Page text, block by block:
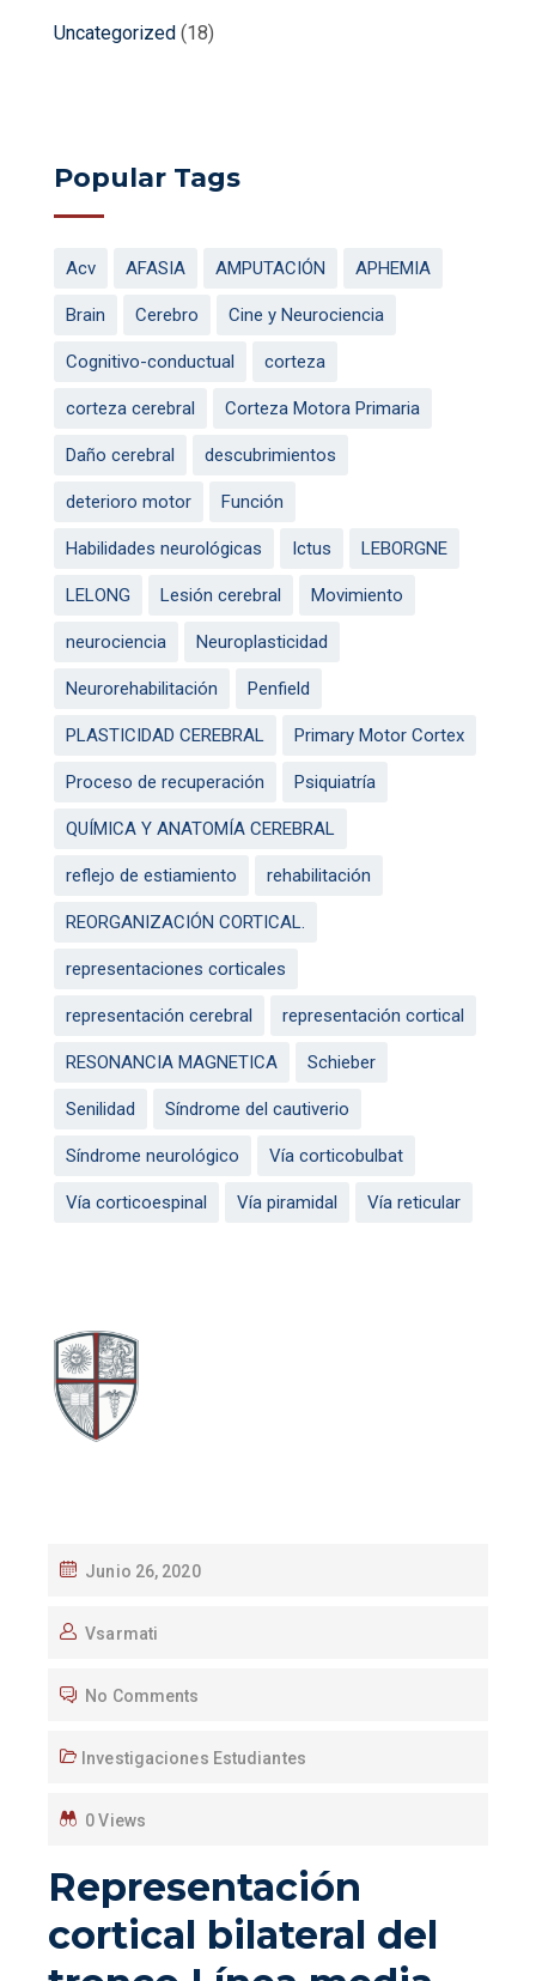
Uncategorized (18)
Popular Tags
Acv AFASIA AMPUTACIÓN APHEMIA
Brain Cerebro Cine y Neurociencia
Cognitivo-conductual corteza
corteza cerebral Corteza Motora Primaria
Daño cerebral descubrimientos
deterioro motor Función
Habilidades neurológicas Ictus LEBORGNE
LELONG Lesión cerebral Movimiento
neurociencia Neuroplasticidad
Neurorehabilitación Penfield
PLASTICIDAD CEREBRAL Primary Motor Cortex
Proceso de recuperación Psiquiatría
QUÍMICA Y ANATOMÍA CEREBRAL
reflejo de estiamiento rehabilitación
REORGANIZACIÓN CORTICAL.
representaciones corticales
representación cerebral representación cortical
RESONANCIA MAGNETICA Schieber
Senilidad Síndrome del cautiverio
Síndrome neurológico Vía corticobulbat
Vía corticoespinal Vía piramidal Vía reticular
Junio 26, 2020
Vsarmati
No Comments
Investigaciones Estudiantes
0 Views
Representación
cortical bilateral del